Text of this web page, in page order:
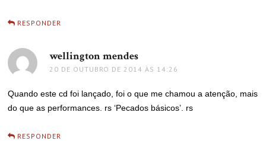
RESPONDER
wellington mendes
20 DE OUTUBRO DE 2014 ÀS 14:26
Quando este cd foi lançado, foi o que me chamou a atenção, mais
do que as performances. rs ‘Pecados básicos’. rs
RESPONDER